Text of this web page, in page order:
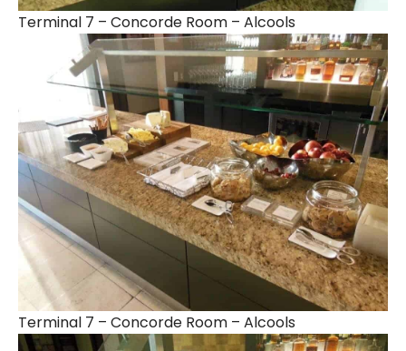
Terminal 7 – Concorde Room – Alcools
Terminal 7 – Concorde Room – Alcools